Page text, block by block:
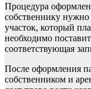
Процедура
собственнику
участок, который
необходимо
соответствующая
После оформления
собственником и